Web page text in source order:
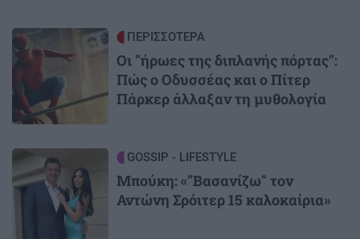
Image ΠΕΡΙΣΣΟΤΕΡΑ
Οι "ήρωες της διπλανής πόρτας":
Πώς ο Οδυσσέας και ο Πίτερ
Πάρκερ άλλαξαν τη μυθολογία
Image GOSSIP - LIFESTYLE
Μπούκη: «"Βασανίζω" τον
Αντώνη Σρόιτερ 15 καλοκαίρια»